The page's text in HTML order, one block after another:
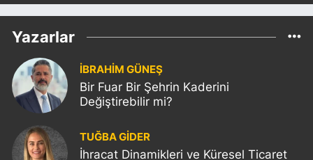
Yazarlar
İBRAHİM GÜNEŞ
Bir Fuar Bir Şehrin Kaderini
Değiştirebilir mi?
TUĞBA GİDER
İhracat Dinamikleri ve Küresel Ticaret